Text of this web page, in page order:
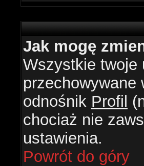
Jak mogę
Wszystkie twoje
przechowywane
odnośnik Profil
chociaż nie
ustawienia.
Powrót do góry